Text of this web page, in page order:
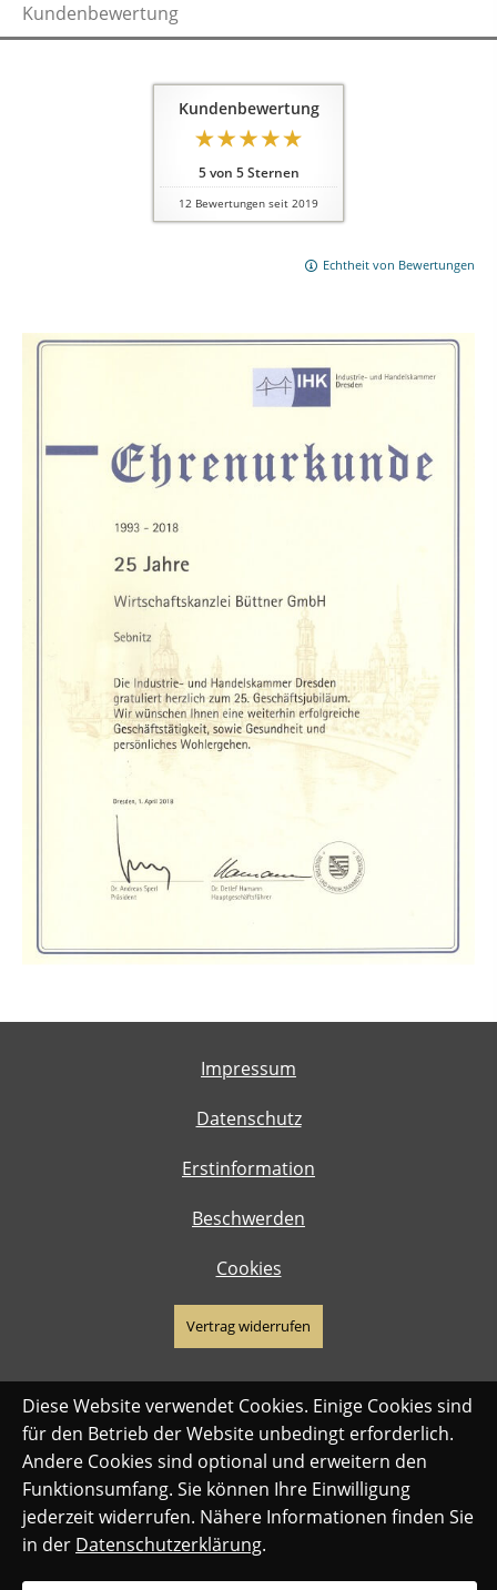
Kundenbewertung
Kundenbewertung
5von 5Sternen
12 Bewertungen seit 2019
Echtheit von Bewertungen
Impressum
Datenschutz
Erstinformation
Beschwerden
Cookies
Vertrag widerrufen
Diese Website verwendet Cookies. Einige Cookies sind
für den Betrieb der Website unbedingt erforderlich.
Andere Cookies sind optional und erweitern den
Funktionsumfang. Sie können Ihre Einwilligung
jederzeit widerrufen. Nähere Informationen finden Sie
in der Datenschutzerklärung.